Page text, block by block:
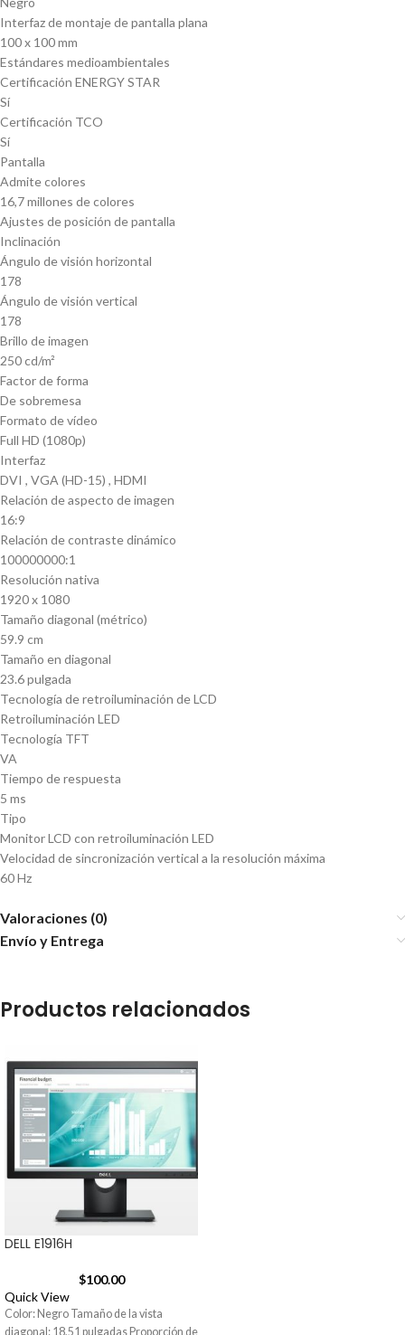
Interfaz de montaje de pantalla plana
100 x 100 mm
Estándares medioambientales
Certificación ENERGY STAR
Sí
Certificación TCO
Sí
Pantalla
Admite colores
16,7 millones de colores
Ajustes de posición de pantalla
Inclinación
Ángulo de visión horizontal
178
Ángulo de visión vertical
178
Brillo de imagen
250 cd/m²
Factor de forma
De sobremesa
Formato de vídeo
Full HD (1080p)
Interfaz
DVI , VGA (HD-15) , HDMI
Relación de aspecto de imagen
16:9
Relación de contraste dinámico
100000000:1
Resolución nativa
1920 x 1080
Tamaño diagonal (métrico)
59.9 cm
Tamaño en diagonal
23.6 pulgada
Tecnología de retroiluminación de LCD
Retroiluminación LED
Tecnología TFT
VA
Tiempo de respuesta
5 ms
Tipo
Monitor LCD con retroiluminación LED
Velocidad de sincronización vertical a la resolución máxima
60 Hz
Valoraciones (0)
Envío y Entrega
Productos relacionados
DELL E1916H
$100.00
Quick View
Color: Negro Tamaño de la vista
diagonal: 18,51 pulgadas Proporción de